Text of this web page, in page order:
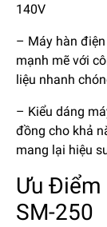
140V
– Máy hàn
mạnh mẽ với
liệu nhanh
– Kiểu dáng
đồng cho khả
mang lại hiệu
Ưu Điểm
SM-250